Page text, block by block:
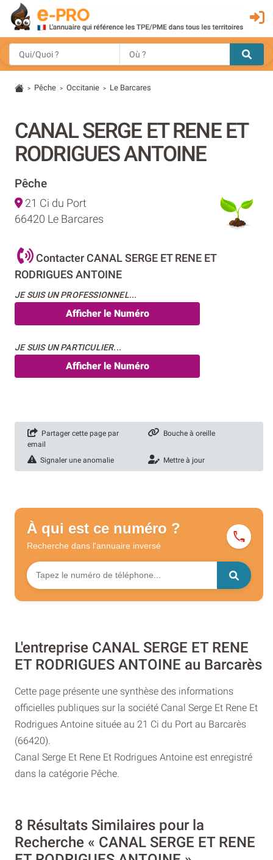
> Pêche > Occitanie > Le Barcares
CANAL SERGE ET RENE ET
RODRIGUES ANTOINE
Pêche
21 Ci du Port
66420 Le Barcares
Contacter CANAL SERGE ET RENE ET
RODRIGUES ANTOINE
JE SUIS UN PROFESSIONNEL...
Afficher le Numéro
JE SUIS UN PARTICULIER...
Afficher le Numéro
Partager cette page par
email
Bouche à oreille
Signaler une anomalie Mettre à jour
À qui est ce numéro ?
Recherche dans l'annuaire inversé
L'entreprise CANAL SERGE ET RENE
ET RODRIGUES ANTOINE au Barcarès
Cette page présente une synthèse des informations
officielles publiques sur la société Canal Serge Et Rene Et
Rodrigues Antoine située au 21 Ci du Port au Barcarès
(66420).
Canal Serge Et Rene Et Rodrigues Antoine est enregistré
dans la catégorie Pêche.
8 Résultats Similaires pour la
Recherche « CANAL SERGE ET RENE